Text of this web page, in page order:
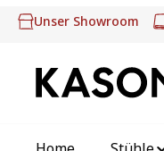
Hauptinhalt
Zur Suche springen
ZurUnser Showroom